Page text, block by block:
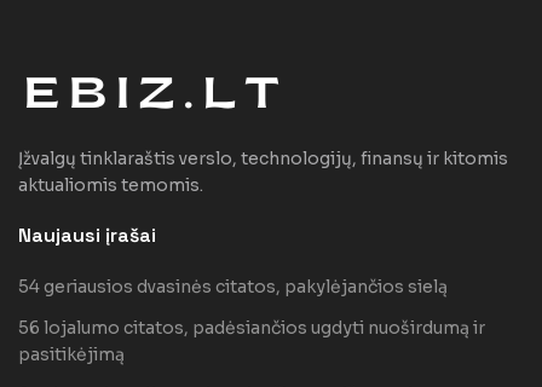
Įžvalgų tinklaraštis verslo, technologijų, finansų ir kitomis
aktualiomis temomis.
Naujausi įrašai
54 geriausios dvasinės citatos, pakylėjančios sielą
56 lojalumo citatos, padėsiančios ugdyti nuoširdumą ir
pasitikėjimą